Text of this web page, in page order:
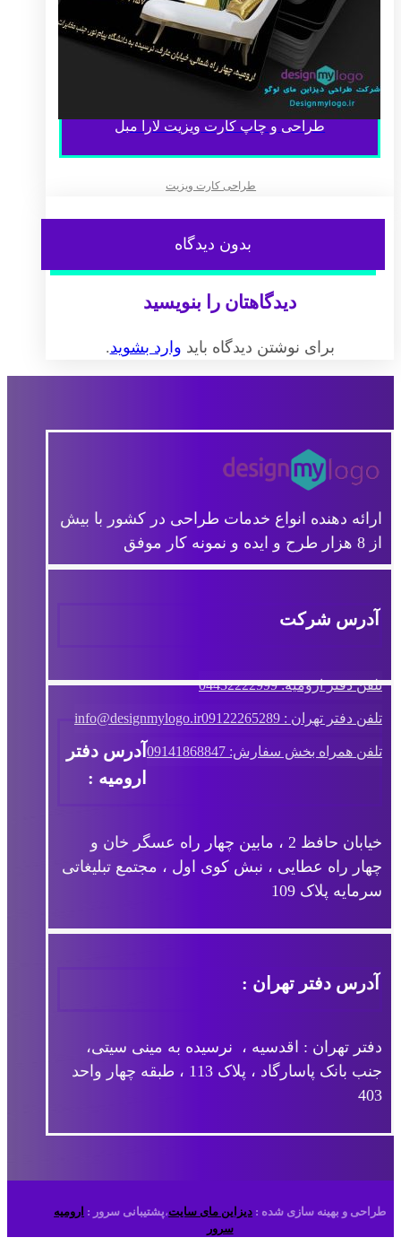
طراحی و چاپ کارت ویزیت لارا مبل
طراحی کارت ویزیت
بدون دیدگاه
دیدگاهتان را بنویسید
برای نوشتن دیدگاه باید وارد بشوید.
ارائه دهنده انواع خدمات طراحی در کشور با بیش
از 8 هزار طرح و ایده و نمونه کار موفق
آدرس شرکت
تلفن دفتر ارومیه: 04432222999
تلفن دفتر تهران : 09122265289 info@designmylogo.ir
تلفن همراه بخش سفارش: 09141868847
آدرس دفتر
ارومیه :
خیابان حافظ 2 ، مابین چهار راه عسگر خان و
چهار راه عطایی ، نبش کوی اول ، مجتمع تبلیغاتی
سرمایه پلاک 109
آدرس دفتر تهران :
دفتر تهران : اقدسیه ، نرسیده به مینی سیتی،
جنب بانک پاسارگاد ، پلاک 113 ، طبقه چهار واحد
403
طراحی و بهینه سازی شده : دیزاین مای سایت،پشتیبانی سرور : ارومیه
سرور